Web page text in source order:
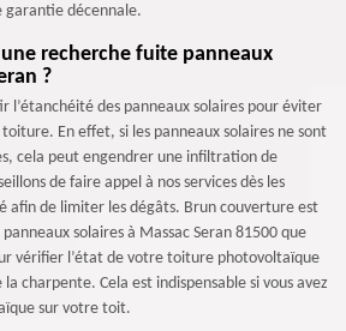
garantie décennale.
recherche fuite panneaux
?
l’étanchéité des panneaux solaires pour éviter
En effet, si les panneaux solaires ne sont
cela peut engendrer une infiltration de
de faire appel à nos services dès les
afin de limiter les dégâts. Brun couverture est
solaires à Massac Seran 81500 que
vérifier l’état de votre toiture photovoltaïque
charpente. Cela est indispensable si vous avez
sur votre toit.